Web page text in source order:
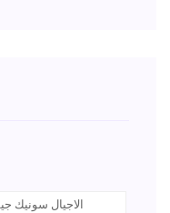
الاجيال سونيك